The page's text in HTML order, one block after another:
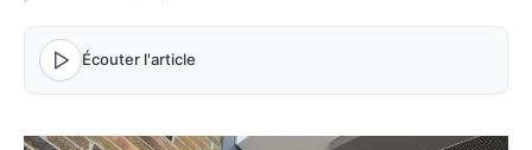
Écouter l'article